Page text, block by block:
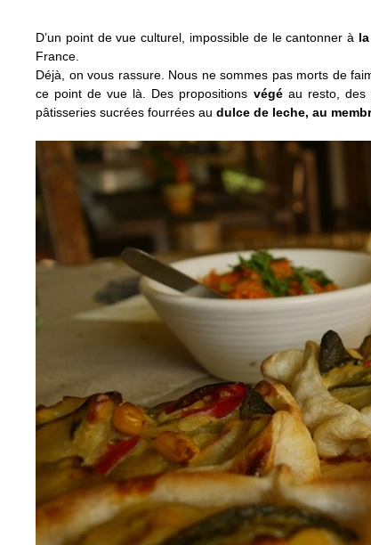
D’un point de vue culturel, impossible de le cantonner à
France.
Déjà, on vous rassure. Nous ne sommes pas morts de
ce point de vue là. Des propositions végéau resto, des
pâtisseries sucrées fourrées au dulce de leche, au